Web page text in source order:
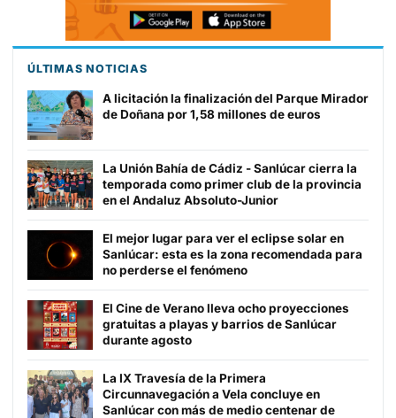
ÚLTIMAS NOTICIAS
A licitación la finalización del Parque Mirador
de Doñana por 1,58 millones de euros
La Unión Bahía de Cádiz - Sanlúcar cierra la
temporada como primer club de la provincia
en el Andaluz Absoluto-Junior
El mejor lugar para ver el eclipse solar en
Sanlúcar: esta es la zona recomendada para
no perderse el fenómeno
El Cine de Verano lleva ocho proyecciones
gratuitas a playas y barrios de Sanlúcar
durante agosto
La IX Travesía de la Primera
Circunnavegación a Vela concluye en
Sanlúcar con más de medio centenar de